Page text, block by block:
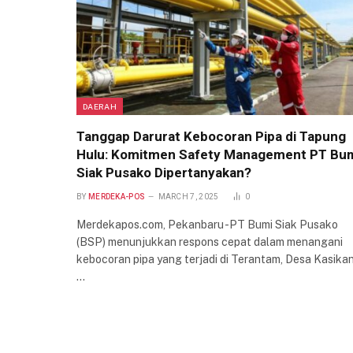
DAERAH
Tanggap Darurat Kebocoran Pipa di Tapung
Hulu: Komitmen Safety Management PT
Siak Pusako Dipertanyakan?
BY MERDEKA-POS MARCH 7, 2025 0
Merdekapos.com, Pekanbaru -PT Bumi Siak Pusako
(BSP) menunjukkan respons cepat dalam menangani
kebocoran pipa yang terjadi di Terantam, Desa
…